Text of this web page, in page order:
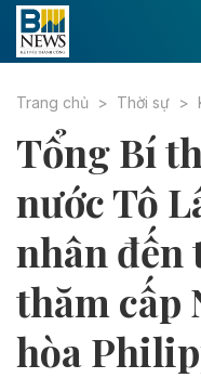
Trang chủ Thời sự
Tổng Bí
nước Tô
nhân đến
thăm cấp
hòa